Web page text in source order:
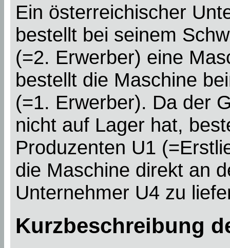
Ein österreichischer
bestellt bei seinem
(=2. Erwerber) eine
bestellt die Maschine
(=1. Erwerber). Da der
nicht auf Lager hat,
Produzenten U1
die Maschine direkt an
Unternehmer U4 zu
Kurzbeschreibung